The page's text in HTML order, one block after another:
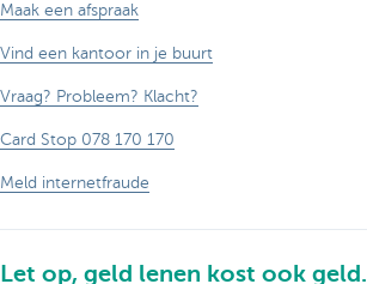
Maak een afspraak
Vind een kantoor in je buurt
Vraag? Probleem? Klacht?
Card Stop 078 170 170
Meld internetfraude
Let op, geld lenen kost ook geld.